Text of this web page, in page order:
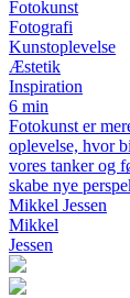
Fotokunst
Fotografi
Kunstoplevelse
Æstetik
Inspiration
6 min
Fotokunst er
oplevelse, hvor
vores tanker og
skabe nye
Mikkel Jessen
Mikkel
Jessen